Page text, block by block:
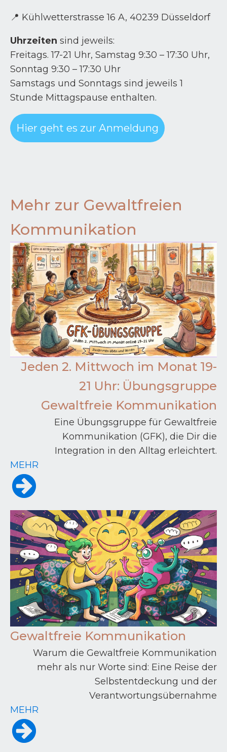
📍 Kühlwetterstrasse 16 A, 40239 Düsseldorf
Uhrzeiten sind jeweils:
Freitags. 17-21 Uhr, Samstag 9:30 – 17:30 Uhr,
Sonntag 9:30 – 17:30 Uhr
Samstags und Sonntags sind jeweils 1
Stunde Mittagspause enthalten.
Hier geht es zur Anmeldung
Mehr zur Gewaltfreien
Kommunikation
Jeden 2. Mittwoch im Monat 19-
21 Uhr: Übungsgruppe
Gewaltfreie Kommunikation
Eine Übungsgruppe für Gewaltfreie
Kommunikation (GFK), die Dir die
Integration in den Alltag erleichtert.
MEHR
Gewaltfreie Kommunikation
Warum die Gewaltfreie Kommunikation
mehr als nur Worte sind: Eine Reise der
Selbstentdeckung und der
Verantwortungsübernahme
MEHR